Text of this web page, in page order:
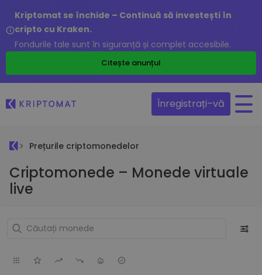
Kriptomat se închide – Continuă să investești în
cripto cu Kraken.
Fondurile tale sunt în siguranță și complet accesibile.
Citește anunțul
Înregistrați–vă
Prețurile criptomonedelor
Criptomonede – Monede virtuale
live